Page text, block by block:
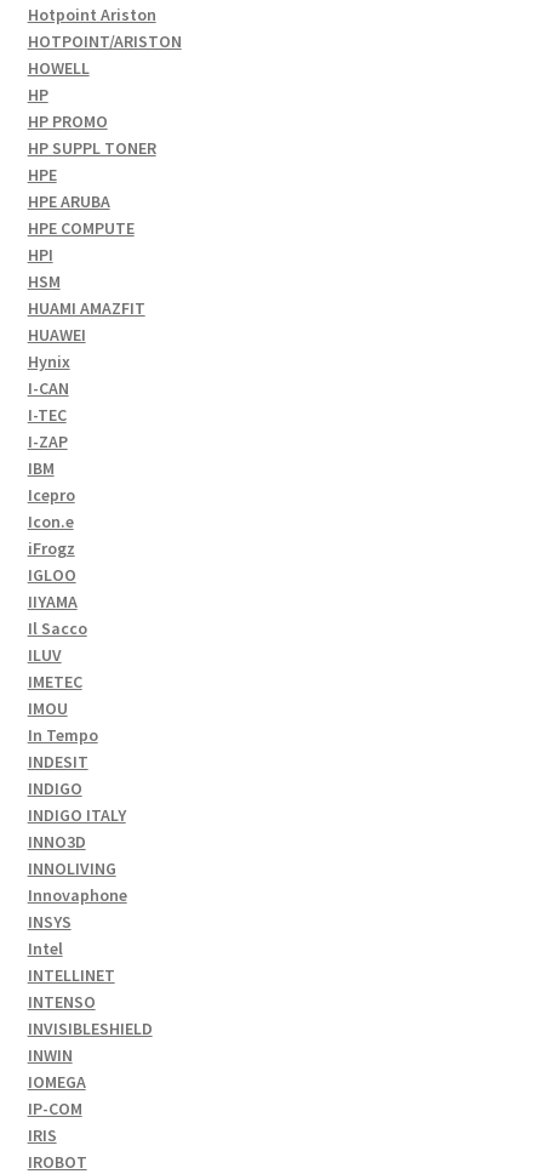
Hotpoint Ariston
HOTPOINT/ARISTON
HOWELL
HP
HP PROMO
HP SUPPL TONER
HPE
HPE ARUBA
HPE COMPUTE
HPI
HSM
HUAMI AMAZFIT
HUAWEI
Hynix
I-CAN
I-TEC
I-ZAP
IBM
Icepro
Icon.e
iFrogz
IGLOO
IIYAMA
Il Sacco
ILUV
IMETEC
IMOU
In Tempo
INDESIT
INDIGO
INDIGO ITALY
INNO3D
INNOLIVING
Innovaphone
INSYS
Intel
INTELLINET
INTENSO
INVISIBLESHIELD
INWIN
IOMEGA
IP-COM
IRIS
IROBOT